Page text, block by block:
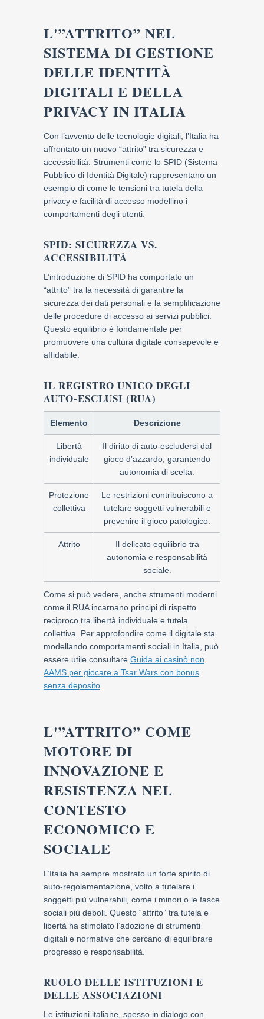
L'”ATTRITO” NEL
SISTEMA DI GESTIONE
DELLE IDENTITÀ
DIGITALI E DELLA
PRIVACY IN ITALIA
Con l’avvento delle tecnologie digitali, l’Italia ha
affrontato un nuovo “attrito” tra sicurezza e
accessibilità. Strumenti come lo SPID (Sistema
Pubblico di Identità Digitale) rappresentano un
esempio di come le tensioni tra tutela della
privacy e facilità di accesso modellino i
comportamenti degli utenti.
SPID: SICUREZZA VS.
ACCESSIBILITÀ
L’introduzione di SPID ha comportato un
“attrito” tra la necessità di garantire la
sicurezza dei dati personali e la semplificazione
delle procedure di accesso ai servizi pubblici.
Questo equilibrio è fondamentale per
promuovere una cultura digitale consapevole e
affidabile.
IL REGISTRO UNICO DEGLI
AUTO-ESCLUSI (RUA)
Elemento Descrizione
Libertà
individuale
Il diritto di auto-escludersi dal
gioco d’azzardo, garantendo
autonomia di scelta.
Protezione
collettiva
Le restrizioni contribuiscono a
tutelare soggetti vulnerabili e
prevenire il gioco patologico.
Attrito
Il delicato equilibrio tra
autonomia e responsabilità
sociale.
Come si può vedere, anche strumenti moderni
come il RUA incarnano principi di rispetto
reciproco tra libertà individuale e tutela
collettiva. Per approfondire come il digitale sta
modellando comportamenti sociali in Italia, può
essere utile consultare Guida ai casinò non
AAMS per giocare a Tsar Wars con bonus
senza deposito
L'”ATTRITO” COME
MOTORE DI
INNOVAZIONE E
RESISTENZA NEL
CONTESTO
ECONOMICO E
SOCIALE
L’Italia ha sempre mostrato un forte spirito di
auto-regolamentazione, volto a tutelare i
soggetti più vulnerabili, come i minori o le fasce
sociali più deboli. Questo “attrito” tra tutela e
libertà ha stimolato l’adozione di strumenti
digitali e normative che cercano di equilibrare
progresso e responsabilità.
RUOLO DELLE ISTITUZIONI E
DELLE ASSOCIAZIONI
Le istituzioni italiane, spesso in dialogo con